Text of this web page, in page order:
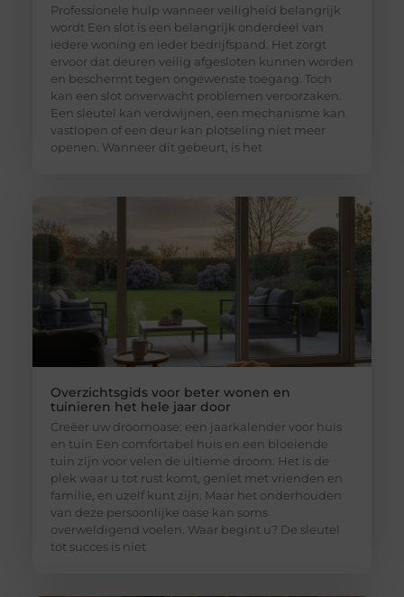
Professionele hulp wanneer veiligheid belangrijk
wordt Een slot is een belangrijk onderdeel van
iedere woning en ieder bedrijfspand. Het zorgt
ervoor dat deuren veilig afgesloten kunnen worden
en beschermt tegen ongewenste toegang. Toch
kan een slot onverwacht problemen veroorzaken.
Een sleutel kan verdwijnen, een mechanisme kan
vastlopen of een deur kan plotseling niet meer
openen. Wanneer dit gebeurt, is het
Overzichtsgids voor beter wonen en
tuinieren het hele jaar door
Creëer uw droomoase: een jaarkalender voor huis
en tuin Een comfortabel huis en een bloeiende
tuin zijn voor velen de ultieme droom. Het is de
plek waar u tot rust komt, geniet met vrienden en
familie, en uzelf kunt zijn. Maar het onderhouden
van deze persoonlijke oase kan soms
overweldigend voelen. Waar begint u? De sleutel
tot succes is niet